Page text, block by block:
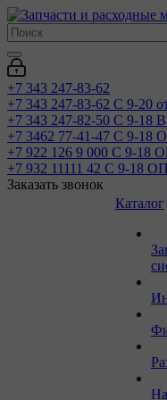
+7 343 247-83-62
+7 343 247-83-62 С 9-20
+7 343 247-82-50 С 9-18
+7 3462 77-41-47 С 9-18
+7 922 126 9 000 С 9-18
+7 932 11111 42 С 9-18 ОП
Заказать звонок
Каталог